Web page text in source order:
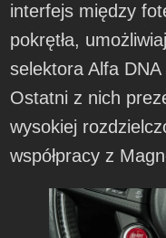
interfejs między
pokrętła,
selektora Alfa
Ostatni z nich
wysokiej
współpracy z